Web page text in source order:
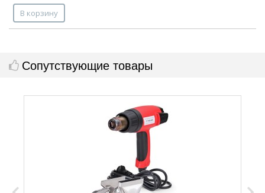
В корзину
Сопутствующие товары